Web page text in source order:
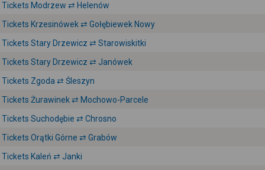
Tickets Modrzew ⇄ Helenów
Tickets Krzesinówek ⇄ Gołębiewek Nowy
Tickets Stary Drzewicz ⇄ Starowiskitki
Tickets Stary Drzewicz ⇄ Janówek
Tickets Zgoda ⇄ Śleszyn
Tickets Żurawinek ⇄ Mochowo-Parcele
Tickets Suchodębie ⇄ Chrosno
Tickets Orątki Górne ⇄ Grabów
Tickets Kaleń ⇄ Janki